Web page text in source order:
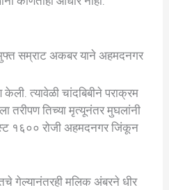
सम्राट अकबर याने अहमदनगर
केली. त्यावेळी चांदबिबीने पराक्रम
तरीपण तिच्या मृत्यूनंतर मुघलांनी
१६०० रोजी अहमदनगर जिंकून
गेल्यानंतरही मलिक अंबरने धीर